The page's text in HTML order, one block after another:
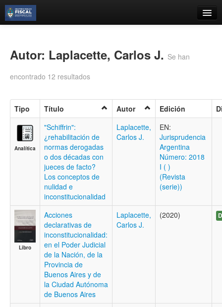
Búsqueda Avanzada
Contacto
Iniciar sesión
Autor: Laplacette, Carlos J. Se han
encontrado 12 resultados
Tipo Título Autor Edición
Analítica
"Schiffrin":
¿rehabilitación de
normas derogadas
o dos décadas con
jueces de facto?
Los conceptos de
nulidad e
inconstitucionalidad
Laplacette,
Carlos J.
EN:
Jurisprudencia
Argentina
Número: 2018
I ( )
(Revista
(serie))
Libro
Acciones
declarativas de
inconstitucionalidad:
en el Poder Judicial
de la Nación, de la
Provincia de
Buenos Aires y de
la Ciudad Autónoma
de Buenos Aires
Laplacette,
Carlos J.
(2020)